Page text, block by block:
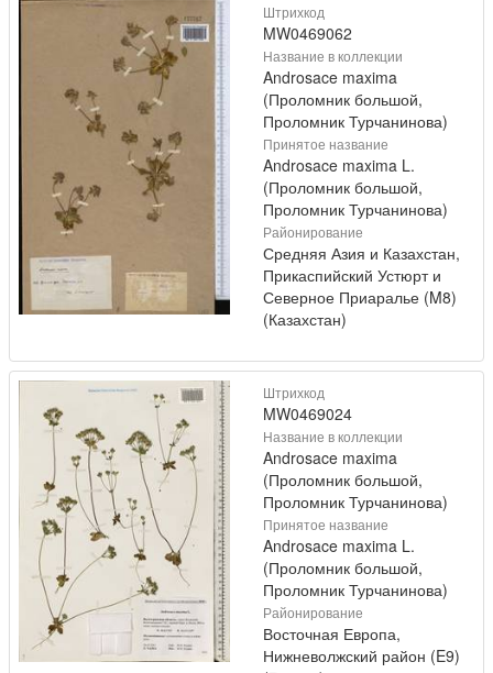
Штрихкод
MW0469062
Название в коллекции
Androsace maxima
(Проломник большой,
Проломник Турчанинова)
Принятое название
Androsace maxima L.
(Проломник большой,
Проломник Турчанинова)
Районирование
Средняя Азия и Казахстан,
Прикаспийский Устюрт и
Северное Приаралье (M8)
(Казахстан)
Штрихкод
MW0469024
Название в коллекции
Androsace maxima
(Проломник большой,
Проломник Турчанинова)
Принятое название
Androsace maxima L.
(Проломник большой,
Проломник Турчанинова)
Районирование
Восточная Европа,
Нижневолжский район (E9)